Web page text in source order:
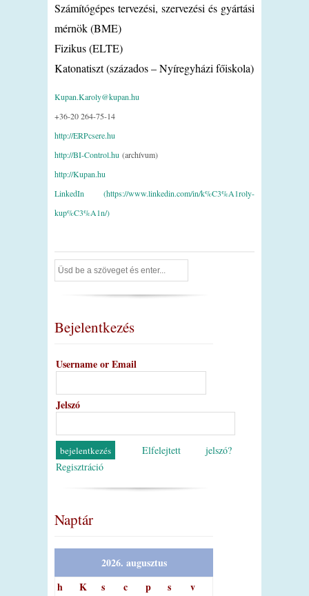
Számítógépes tervezési, szervezési és gyártási
mérnök (BME)
Fizikus (ELTE)
Katonatiszt (százados – Nyíregyházi főiskola)
Kupan.Karoly@kupan.hu
+36-20 264-75-14
http://ERPcsere.hu
http://BI-Control.hu (archívum)
http://Kupan.hu
LinkedIn (https://www.linkedin.com/in/k%C3%A1roly-
kup%C3%A1n/)
Bejelentkezés
Username or Email
Jelszó
Elfelejtett jelszó?
Regisztráció
Naptár
2026. augusztus
h
K s c p s v